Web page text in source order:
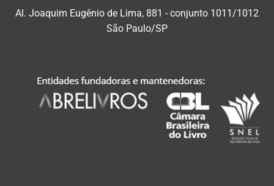
Al. Joaquim Eugênio de Lima, 881 - conjunto 1011/1012
São Paulo/SP